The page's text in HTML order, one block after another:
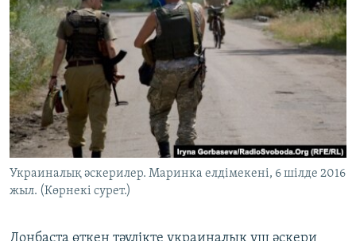
АРНАЙЫ ЖОБАЛАР
Русский
ЖАЗЫЛЫҢЫЗ
Басқа тілдерде
Украиналық әскерилер. Маринка елдімекені, 6 шілде 2016
жыл. (Көрнекі сурет.)